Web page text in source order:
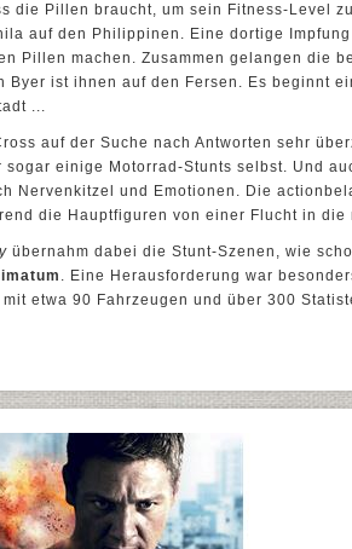
die Pillen braucht, um sein Fitness-Level
auf den Philippinen. Eine dortige
Pillen machen. Zusammen gelangen die
Byer ist ihnen auf den Fersen. Es beginnt
...
auf der Suche nach Antworten sehr
einige Motorrad-Stunts selbst. Und
Nervenkitzel und Emotionen. Die
die Hauptfiguren von einer Flucht in die
übernahm dabei die Stunt-Szenen, wie
. Eine Herausforderung war
etwa 90 Fahrzeugen und über 300